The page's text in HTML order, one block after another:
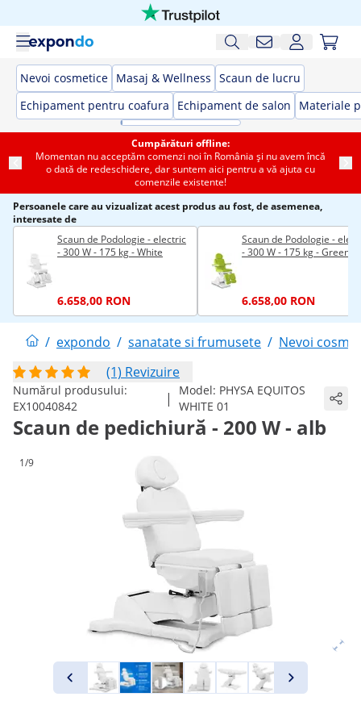
Nevoi cosmetice Masaj & Wellness Scaun de lucru
Echipament pentru coafura
Echipament de salon Materiale
Cumpărături offline:
Momentan nu acceptăm comenzi noi în România și nu avem încă
o dată de redeschidere, dar suntem aici pentru a vă ajuta cu
comenzile existente!
Persoanele care au vizualizat acest produs au fost, de asemenea,
interesate de
Scaun de Podologie - electric
- 300 W - 175 kg - White
6.658,00 RON
Scaun de Podologie -
- 300 W - 175 kg - Green
6.658,00 RON
/ expondo / sanatate si frumusete / Nevoi
(1) Revizuire
Numărul produsului:
EX10040842
| Model: PHYSA EQUITOS
WHITE 01
Scaun de pedichiură - 200 W - alb
1/9